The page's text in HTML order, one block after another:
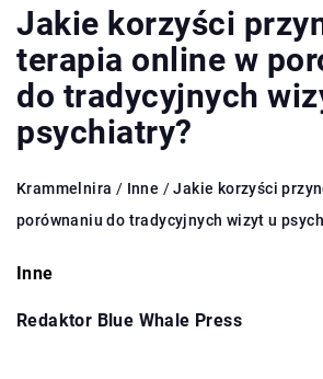
Jakie korzyści
terapia online w
do tradycyjnych
psychiatry?
Krammelnira / Inne /Jakie korzyści
porównaniu do tradycyjnych wizyt u
Inne
Redaktor Blue Whale Press